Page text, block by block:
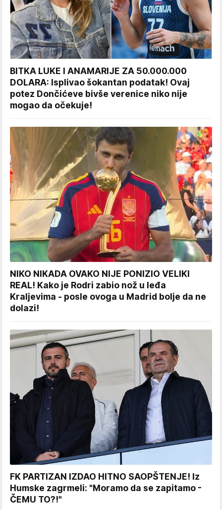
BITKA LUKE I ANAMARIJE ZA 50.000.000
DOLARA: Isplivao šokantan podatak! Ovaj
potez Dončićeve bivše verenice niko nije
mogao da očekuje!
NIKO NIKADA OVAKO NIJE PONIZIO VELIKI
REAL! Kako je Rodri zabio nož u leđa
Kraljevima - posle ovoga u Madrid bolje da ne
dolazi!
FK PARTIZAN IZDAO HITNO SAOPŠTENJE! Iz
Humske zagrmeli: "Moramo da se zapitamo -
ČEMU TO?!"